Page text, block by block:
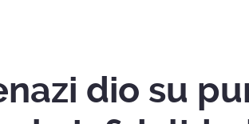
dio su